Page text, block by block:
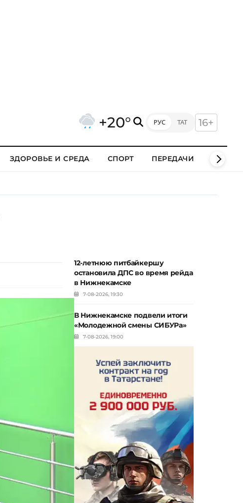
+20° РУС ТАТ 16+
ЗДОРОВЬЕ И СРЕДА СПОРТ ПЕРЕДАЧИ КЛИПЫ
12-летнюю питбайкершу
остановила ДПС во время рейда
в Нижнекамске
7-08-2026, 19:30
В Нижнекамске подвели итоги
«Молодежной смены СИБУРа»
7-08-2026, 19:00